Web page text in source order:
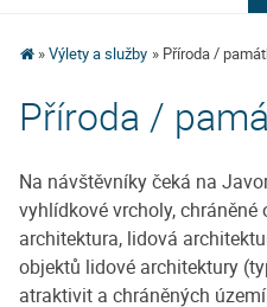
Výlety a služby Příroda /
Příroda /
Na návštěvníky čeká na
vyhlídkové vrcholy,
architektura, lidová
objektů lidové architektury
atraktivit a chráněných